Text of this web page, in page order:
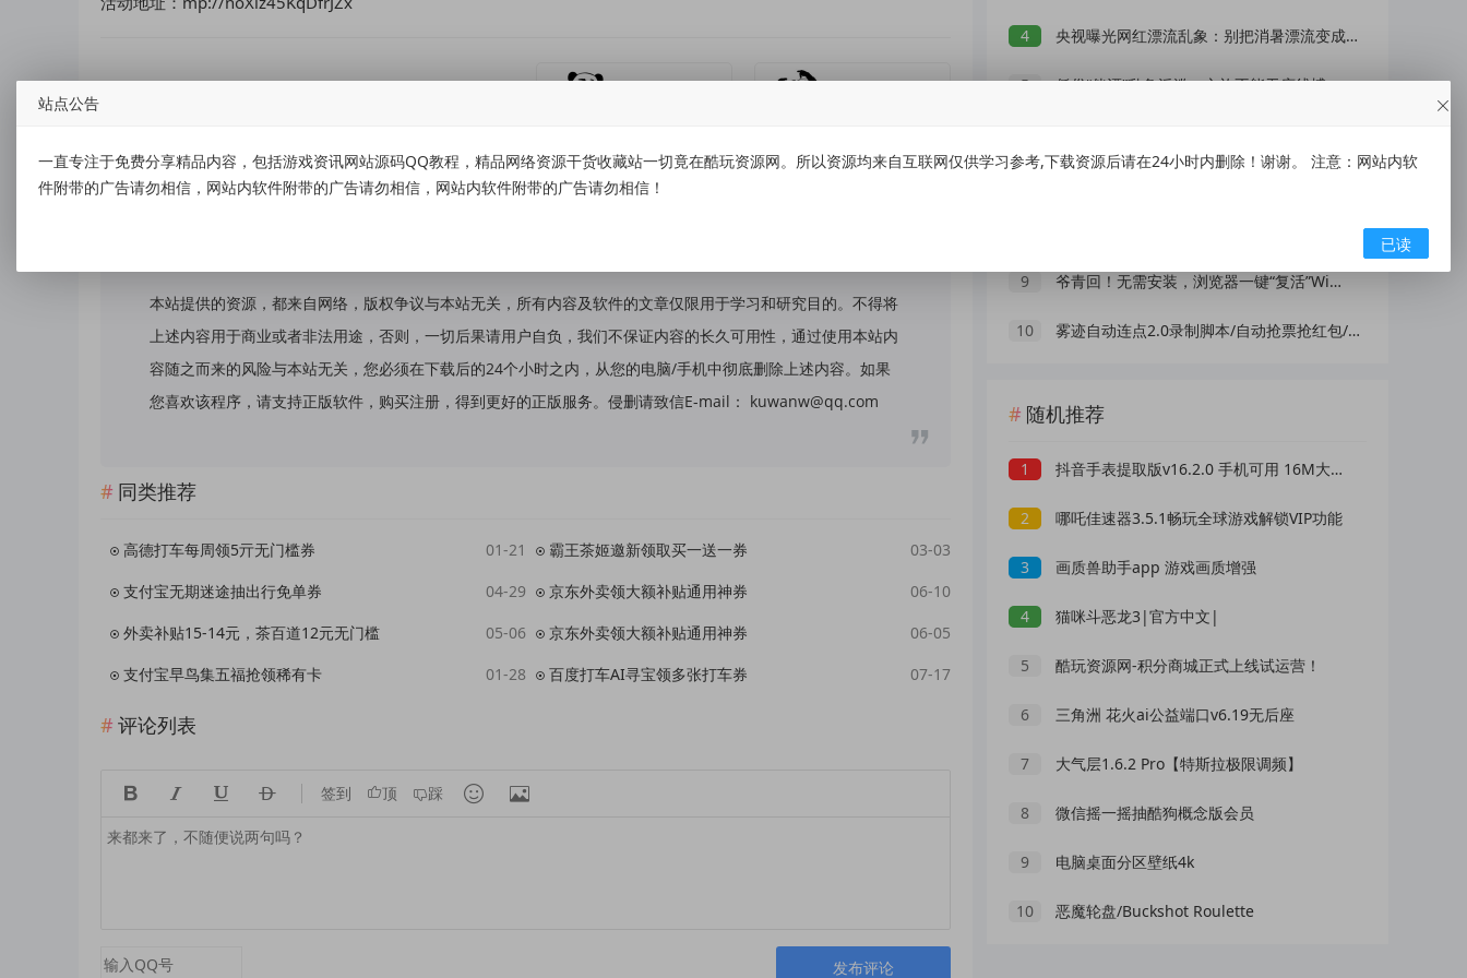
本站提供的资源，都来自网络，版权争议与本站无关，所有内容及软件的文章仅限用于学习和研究目的。不得将
上述内容用于商业或者非法用途，否则，一切后果请用户自负，我们不保证内容的长久可用性，通过使用本站内
容随之而来的风险与本站无关，您必须在下载后的24个小时之内，从您的电脑/手机中彻底删除上述内容。如果
您喜欢该程序，请支持正版软件，购买注册，得到更好的正版服务。侵删请致信E-mail： kuwanw@qq.com
同类推荐
高德打车每周领5亓无门槛券 01-21 霸王茶姬邀新领取买一送一券
03-03
支付宝无期迷途抽出行免单券
04-29 京东外卖领大额补贴通用神券
06-10
外卖补贴15-14元，茶百道12元无门槛
05-06 京东外卖领大额补贴通用神券
06-05
支付宝早鸟集五福抢领稀有卡
01-28 百度打车AI寻宝领多张打车券 07-17
评论列表
    签到 顶 踩  
发布评论
4 央视曝光网红漂流乱象：别把消暑漂流变成一场冒险赌命
5 低俗“伴漂”乱象泛滥，文旅不能无底线博流量
9 爷青回！无需安装，浏览器一键“复活”Windows
10 雾迹自动连点2.0录制脚本/自动抢票抢红包/游戏脚本
随机推荐
1 抖音手表提取版v16.2.0 手机可用 16M大小 内存占用极低
2 哪吒佳速器3.5.1畅玩全球游戏解锁VIP功能
3 画质兽助手app 游戏画质增强
4 猫咪斗恶龙3|官方中文|
5 酷玩资源网-积分商城正式上线试运营！
6 三角洲 花火ai公益端口v6.19无后座
7 大气层1.6.2 Pro【特斯拉极限调频】
8 微信摇一摇抽酷狗概念版会员
9 电脑桌面分区壁纸4k
10 恶魔轮盘/Buckshot Roulette
站点公告
一直专注于免费分享精品内容，包括游戏资讯网站源码QQ教程，精品网络资源干货收藏站一切竟在酷玩资源网。所以资源均来自互联网仅供学习参考,下载资源后请在24小时内删除！谢谢。 注意：网站内软
件附带的广告请勿相信，网站内软件附带的广告请勿相信，网站内软件附带的广告请勿相信！
已读